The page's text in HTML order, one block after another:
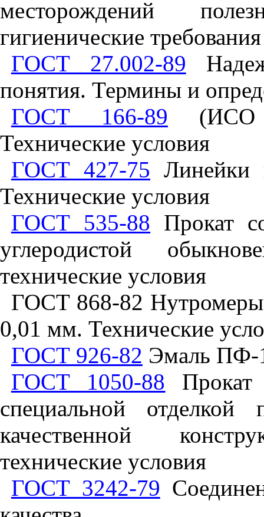
месторождений
гигиенические
ГОСТ 27.002-89
понятия. Термины и
ГОСТ 166-89 (ИСО
Технические условия
ГОСТ 427-75 Линейки
Технические условия
ГОСТ 535-88 Прокат
углеродистой
технические условия
ГОСТ 868-82 Нутромеры
0,01 мм. Технические
ГОСТ 926-82 Эмаль ПФ-
ГОСТ 1050-88 Прокат
специальной отделкой
качественной
технические условия
ГОСТ 3242-79